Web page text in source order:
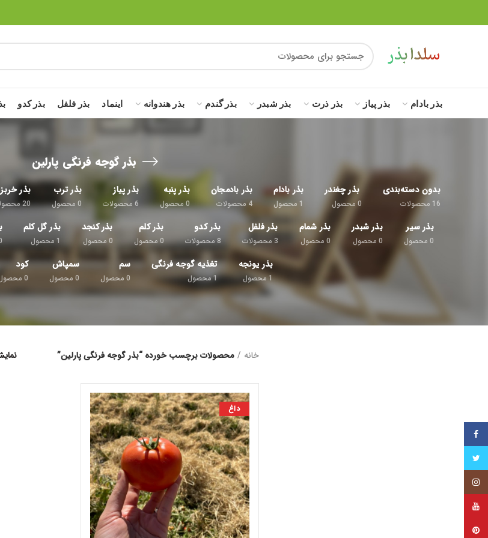
بذر بادام بذر پیاز بذر ذرت بذر شبدر بذر گندم بذر هندوانه اینماد بذر فلفل بذر کدو
بذر گوجه فرنگی پارلین
بدون دسته‌بندی
16 محصولات
بذر چغندر
0 محصول
بذر بادام
1 محصول
بذر بادمجان
4 محصولات
بذر پنبه
0 محصول
بذر پیاز
6 محصولات
بذر ترب
0 محصول
بذر
20
بذر سیر
0 محصول
بذر شبدر
0 محصول
بذر شمام
0 محصول
بذر فلفل
3 محصولات
بذر کدو
8 محصولات
بذر کلم
0 محصول
بذر کنجد
0 محصول
بذر گل کلم
1 محصول
بذر یونجه
1 محصول
تغذیه گوجه فرنگی
1 محصول
سم
0 محصول
سمپاش
0 محصول
کود
0
خانه محصولات برچسب خورده “بذر گوجه فرنگی پارلین”
داغ